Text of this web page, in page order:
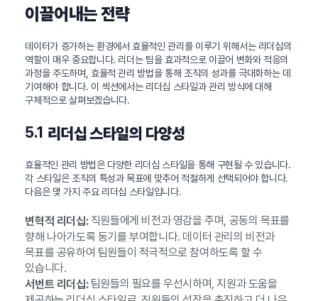
이끌어내는 전략
데이터가 증가하는 환경에서 효율적인 관리를 이루기 위해서는 리더십의
역할이 매우 중요합니다. 리더는 팀을 효과적으로 이끌어 변화와 적응의
과정을 주도하며, 효율적 관리 방법을 통해 조직의 성과를 극대화하는 데
기여해야 합니다. 이 섹션에서는 리더십 스타일과 관리 방식에 대해
구체적으로 살펴보겠습니다.
5.1 리더십 스타일의 다양성
효율적인 관리 방법은 다양한 리더십 스타일을 통해 구현될 수 있습니다.
각 스타일은 조직의 특성과 목표에 맞추어 적절하게 선택되어야 합니다.
다음은 몇 가지 주요 리더십 스타일입니다.
변혁적 리더십:직원들에게 비전과 영감을 주며, 공동의 목표를
향해 나아가도록 동기를 부여합니다. 데이터 관리의 비전과
목표를 공유하여 팀원들이 적극적으로 참여하도록 할 수
있습니다.
서번트 리더십:팀원들의 필요를 우선시하며, 지원과 도움을